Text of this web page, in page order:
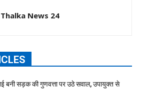
Thalka News 24
बनी सड़क की गुणवत्ता पर उठे सवाल, उपायुक्त से